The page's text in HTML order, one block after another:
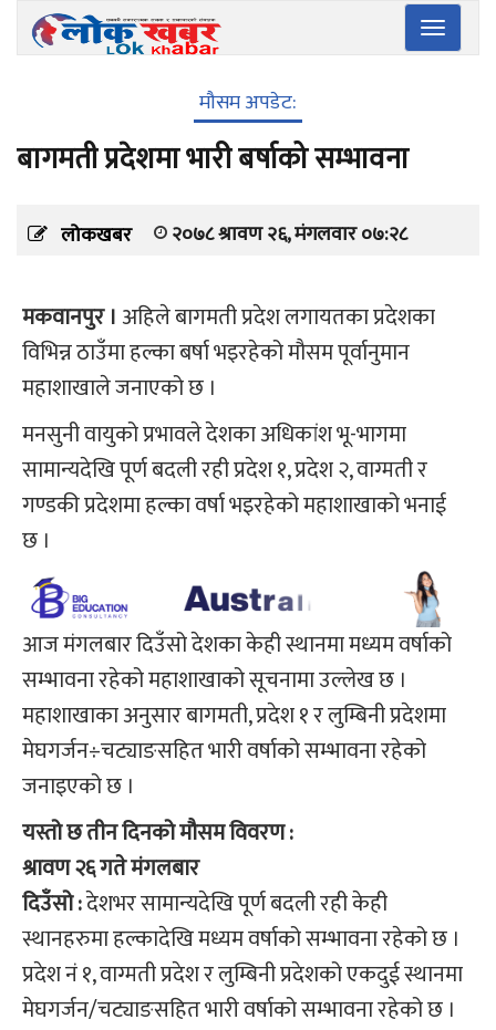
Toggle
मौसम अपडेट:
बागमती प्रदेशमा भारी बर्षाको सम्भावना
लोकखबर २०७८ श्रावण २६, मंगलवार ०७:२८
मकवानपुर । अहिले बागमती प्रदेश लगायतका प्रदेशका
विभिन्न ठाउँमा हल्का बर्षा भइरहेको मौसम पूर्वानुमान
महाशाखाले जनाएको छ ।
मनसुनी वायुको प्रभावले देशका अधिकांश भू-भागमा
सामान्यदेखि पूर्ण बदली रही प्रदेश १, प्रदेश २, वाग्मती र
गण्डकी प्रदेशमा हल्का वर्षा भइरहेको महाशाखाको भनाई
छ ।
आज मंगलबार दिउँसो देशका केही स्थानमा मध्यम वर्षाको
सम्भावना रहेको महाशाखाको सूचनामा उल्लेख छ ।
महाशाखाका अनुसार बागमती, प्रदेश १ र लुम्बिनी प्रदेशमा
मेघगर्जन÷चट्याङसहित भारी वर्षाको सम्भावना रहेको
जनाइएको छ ।
यस्तो छ तीन दिनको मौसम विवरण :
श्रावण २६ गते मंगलबार
दिउँसो :देशभर सामान्यदेखि पूर्ण बदली रही केही
स्थानहरुमा हल्कादेखि मध्यम वर्षाको सम्भावना रहेको छ ।
प्रदेश नं १, वाग्मती प्रदेश र लुम्बिनी प्रदेशको एकदुई स्थानमा
मेघगर्जन/चट्याङसहित भारी वर्षाको सम्भावना रहेको छ ।